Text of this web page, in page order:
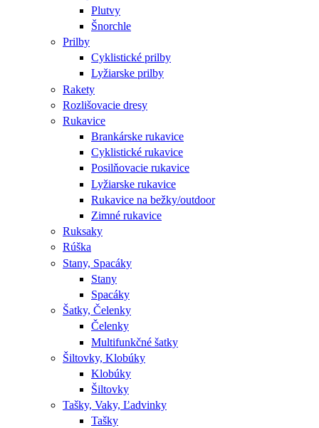
Plutvy
Šnorchle
Prilby
Cyklistické prilby
Lyžiarske prilby
Rakety
Rozlišovacie dresy
Rukavice
Brankárske rukavice
Cyklistické rukavice
Posilňovacie rukavice
Lyžiarske rukavice
Rukavice na bežky/outdoor
Zimné rukavice
Ruksaky
Rúška
Stany, Spacáky
Stany
Spacáky
Šatky, Čelenky
Čelenky
Multifunkčné šatky
Šiltovky, Klobúky
Klobúky
Šiltovky
Tašky, Vaky, Ľadvinky
Tašky